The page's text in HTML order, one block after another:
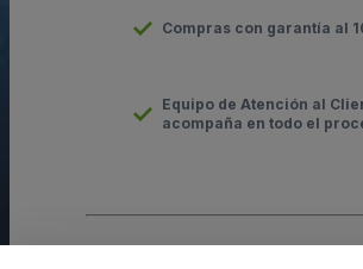
Compras con garantía al
Equipo de Atención al
acompaña en todo el